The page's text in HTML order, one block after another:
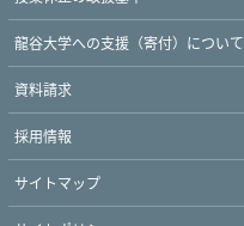
龍谷大学への支援（寄付）について
資料請求
採用情報
サイトマップ